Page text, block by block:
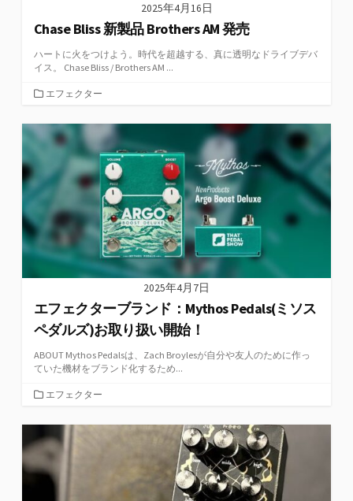
2025年4月16日
Chase Bliss 新製品 Brothers AM 発売
ハートに火をつけよう。時代を超越する、真に透明なドライブデバ
イス。 Chase Bliss / Brothers AM ...
カ
ゴ
リ
エフェクター
2025年4月7日
エフェクターブランド：Mythos Pedals(ミソス
ペダルズ)お取り扱い開始！
ABOUT Mythos Pedalsは、Zach Broylesが自分や友人のために作っ
ていた機材をブランド化するため...
カ
ゴ
リ
ー
エフェクター